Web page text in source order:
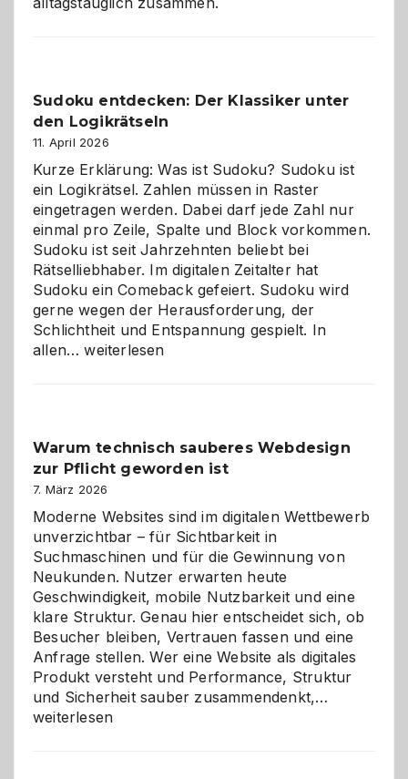
Sudoku entdecken: Der Klassiker unter
den Logikrätseln
11. April 2026
Kurze Erklärung: Was ist Sudoku? Sudoku ist
ein Logikrätsel. Zahlen müssen in Raster
eingetragen werden. Dabei darf jede Zahl nur
einmal pro Zeile, Spalte und Block vorkommen.
Sudoku ist seit Jahrzehnten beliebt bei
Rätselliebhaber. Im digitalen Zeitalter hat
Sudoku ein Comeback gefeiert. Sudoku wird
gerne wegen der Herausforderung, der
Schlichtheit und Entspannung gespielt. In
allen…Sudoku
den
Logikrätseln
weiterlesen
Warum technisch sauberes Webdesign
zur Pflicht geworden ist
7. März 2026
Moderne Websites sind im digitalen Wettbewerb
unverzichtbar – für Sichtbarkeit in
Suchmaschinen und für die Gewinnung von
Neukunden. Nutzer erwarten heute
Geschwindigkeit, mobile Nutzbarkeit und eine
klare Struktur. Genau hier entscheidet sich, ob
Besucher bleiben, Vertrauen fassen und eine
Anfrage stellen. Wer eine Website als digitales
Produkt versteht und Performance, Struktur
und Sicherheit sauber zusammendenkt,…
weiterlesen